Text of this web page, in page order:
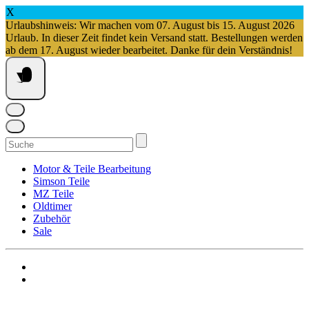
X
Urlaubshinweis: Wir machen vom 07. August bis 15. August 2026
Urlaub. In dieser Zeit findet kein Versand statt. Bestellungen werden
ab dem 17. August wieder bearbeitet. Danke für dein Verständnis!
Springe
zum
Inhalt
Suchen
nach:
Motor & Teile Bearbeitung
Simson Teile
MZ Teile
Oldtimer
Zubehör
Sale